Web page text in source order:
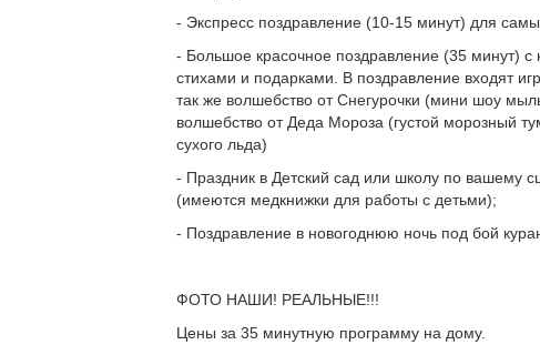
- Экспресс поздравление (10-15 минут) для
- Большое красочное поздравление (35 минут) с
стихами и подарками. В поздравление входят
так же волшебство от Снегурочки (мини шоу
волшебство от Деда Мороза (густой морозный
сухого льда)
- Праздник в Детский сад или школу по вашему
(имеются медкнижки для работы с детьми);
- Поздравление в новогоднюю ночь под бой
ФОТО НАШИ! РЕАЛЬНЫЕ!!!
Цены за 35 минутную программу на дому.